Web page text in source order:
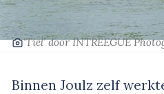
‘Tiel’door INTREEGUE
Binnen Joulz zelf